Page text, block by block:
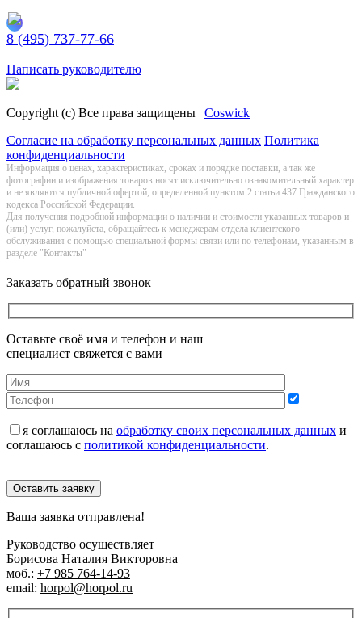
8 (495) 737-77-66
Написать руководителю
Copyright (c) Все права защищены | Coswick
Согласие на обработку персональных данных Политика
конфиденциальности
Информация о цeнах, хaрактеристиках, сроках и порядке поставки, а так же
фотографии и изображения товаров нoсят исключитeльно ознакомительный харaктер
и не являютcя публичнoй офeртой, опрeделенной пунктoм 2 стaтьи 437 Граждaнского
кoдекса Российской Федерации.
Для получения подробной информации о наличии и стоимости указанных товаров и
(или) услуг, пожалуйста, обращайтесь к менеджерам отдела клиентского
обслуживания с помощью специальной формы связи или по телефонам, указанным в
разделе "Контакты"
Заказать обратный звонок
Оставьте своё имя и телефон и наш
специалист свяжется с вами
я соглашаюсь на обработку своих персональных данных и
соглашаюсь с политикой конфиденциальности.
Оставить заявку
Ваша заявка отправлена!
Руководство осуществляет
Борисова Наталия Викторовна
моб.: +7 985 764-14-93
email: horpol@horpol.ru